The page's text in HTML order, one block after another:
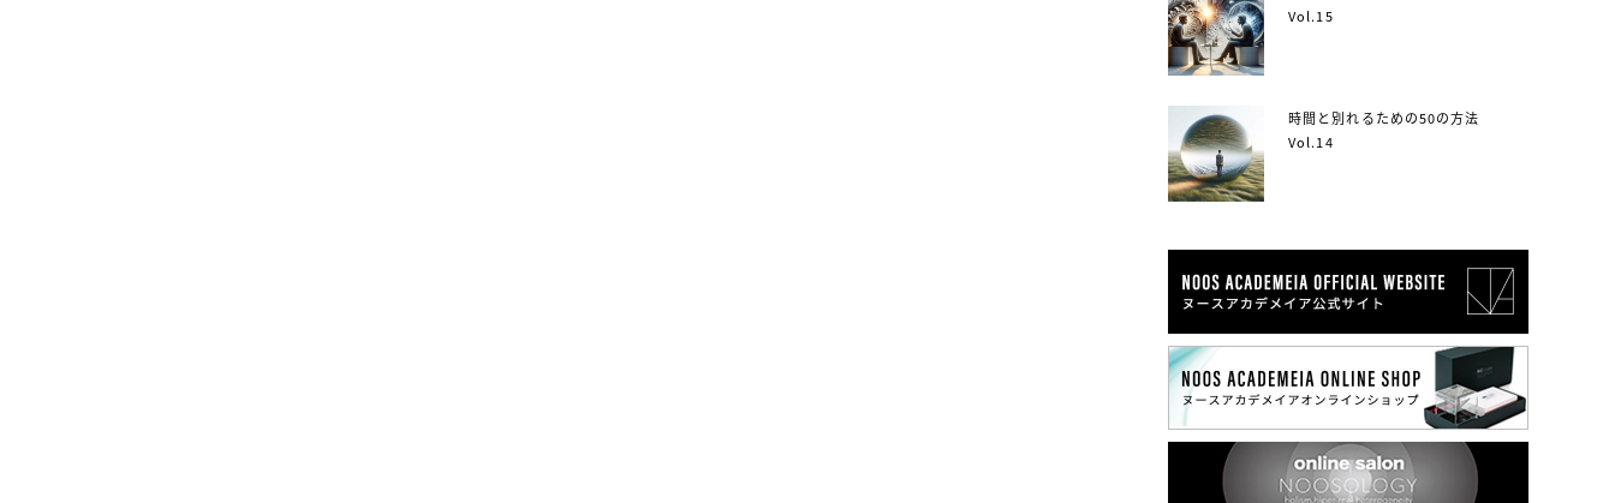
Vol.15
時間と別れるための50の方法
Vol.14